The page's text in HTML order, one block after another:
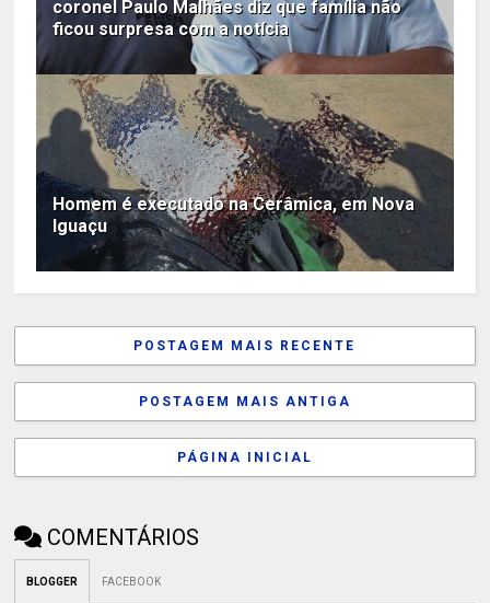
coronel Paulo Malhães diz que família não
ficou surpresa com a notícia
Homem é executado na Cerâmica, em Nova
Iguaçu
POSTAGEM MAIS RECENTE
POSTAGEM MAIS ANTIGA
PÁGINA INICIAL
COMENTÁRIOS
BLOGGER FACEBOOK